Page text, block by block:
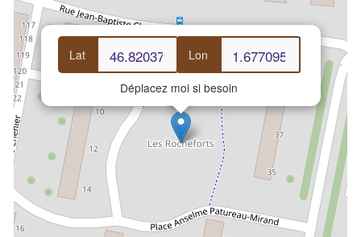
Lat Lon
Déplacez moi si besoin